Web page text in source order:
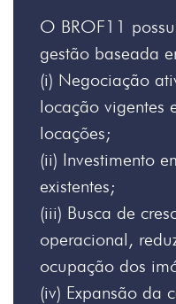
O BROF11
gestão baseada
(i) Negociação
locação vigentes
locações;
(ii) Investimento
existentes;
(iii) Busca de
operacional,
ocupação dos
(iv) Expansão da